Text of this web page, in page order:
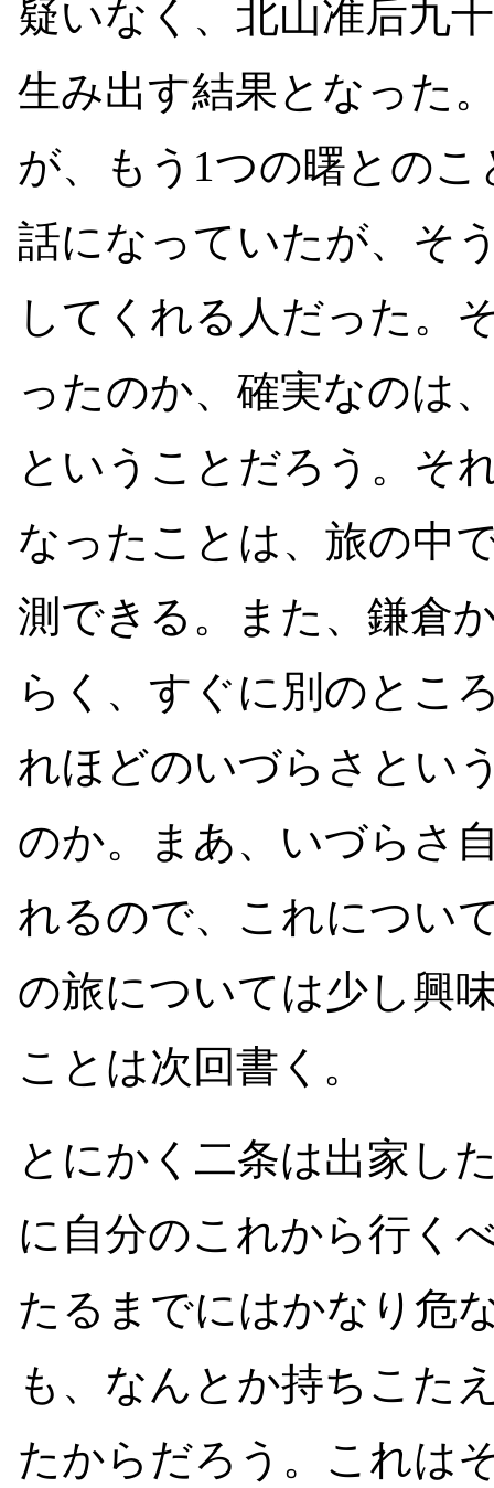
疑いなく、北山准后九
生み出す結果となった
が、もう1つの曙との
話になっていたが、そ
してくれる人だった。
ったのか、確実なのは
ということだろう。そ
なったことは、旅の中
測できる。また、鎌倉
らく、すぐに別のとこ
れほどのいづらさとい
のか。まあ、いづらさ
れるので、これについ
の旅については少し興
ことは次回書く。
とにかく二条は出家し
に自分のこれから行く
たるまでにはかなり危
も、なんとか持ちこた
たからだろう。これは